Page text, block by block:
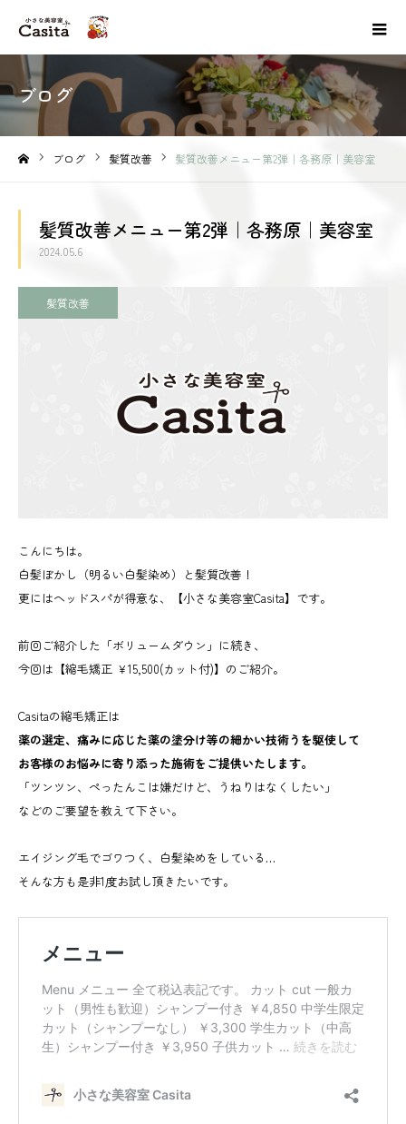
ブログ
ブログ 髪質改善 髪質改善メニュー第2弾｜各務原｜美容室
髪質改善メニュー第2弾｜各務原｜美容室
2024.05.6
髪質改善
こんにちは。
白髪ぼかし（明るい白髪染め）と髪質改善！
更にはヘッドスパが得意な、【小さな美容室Casita】です。
前回ご紹介した「ボリュームダウン」に続き、
今回は【縮毛矯正 ￥15,500(カット付)】のご紹介。
Casitaの縮毛矯正は
薬の選定、痛みに応じた薬の塗分け等の細かい技術うを駆使して
お客様のお悩みに寄り添った施術をご提供いたします。
「ツンツン、ぺったんこは嫌だけど、うねりはなくしたい」
などのご要望を教えて下さい。
エイジング毛でゴワつく、白髪染めをしている…
そんな方も是非1度お試し頂きたいです。